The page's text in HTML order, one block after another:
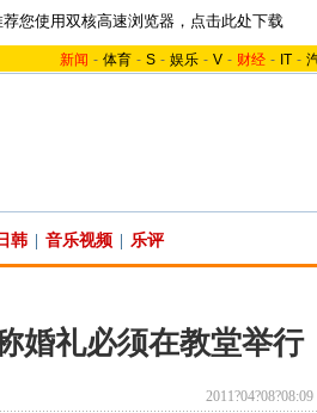
您使用双核高速浏览器，点击此处下载
新闻 - 体育 - S - 娱乐 - V - 财经 - IT -
韩 音乐视频 乐评
婚礼必须在教堂举行
2011?04?08?08:09